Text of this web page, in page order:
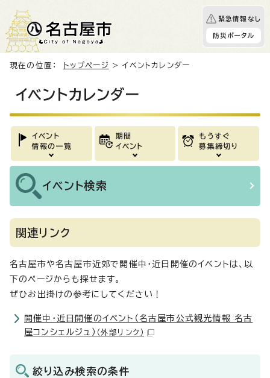
緊急情報なし
防災ポータル
現在の位置： トップページ > イベントカレンダー
イベントカレンダー
イベント
情報の一覧
期間
イベント
もうすぐ
募集締切り
イベント検索
関連リンク
名古屋市や名古屋市近郊で開催中・近日開催のイベントは、以
下のページからも探せます。
ぜひお出掛けの参考にしてください！
開催中・近日開催のイベント（名古屋市公式観光情報 名古
屋コンシェルジュ） （外部リンク）
絞り込み検索の条件